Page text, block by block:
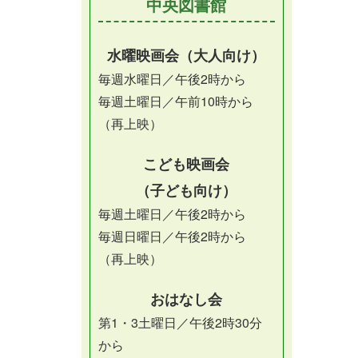
中央図書館
水曜映画会（大人向け）
毎週水曜日／午後2時から
毎週土曜日／午前10時から
（再上映）
こども映画会
（子ども向け）
毎週土曜日／午後2時から
毎週日曜日／午後2時から
（再上映）
おはなし会
第1・3土曜日／午後2時30分
から